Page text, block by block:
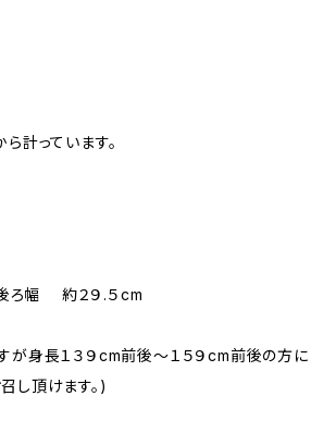
計っています。
ろ幅 約２９.５cm
が身長１３９cm前後～１５９cm前後の方に
し頂けます。)